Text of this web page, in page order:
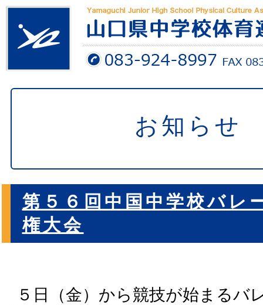
お知らせ
第５６回中国中学校バレ
権大会
５日（金）から競技が始まるバ